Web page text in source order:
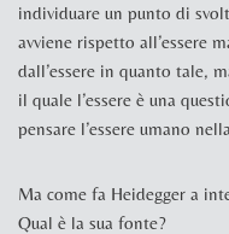
individuare un punto di
avviene rispetto all’essere
dall’essere in quanto tale,
il quale l’essere è una
pensare l’essere umano
Ma come fa Heidegger a
Qual è la sua fonte?